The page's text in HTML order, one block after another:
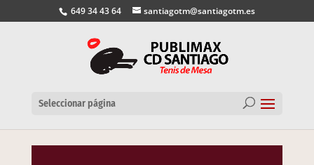
649 34 43 64 santiagotm@santiagotm.es
Seleccionar página